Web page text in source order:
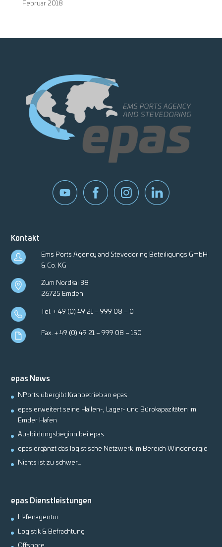
Februar 2018
Kontakt
Ems Ports Agency and Stevedoring Beteiligungs GmbH
& Co. KG
Zum Nordkai 38
26725 Emden
Tel. + 49 (0) 49 21 – 999 08 – 0
Fax. + 49 (0) 49 21 – 999 08 – 150
epas News
NPorts übergibt Kranbetrieb an epas
epas erweitert seine Hallen-, Lager- und Bürokapazitäten im
Emder Hafen
Ausbildungsbeginn bei epas
epas ergänzt das logistische Netzwerk im Bereich Windenergie
Nichts ist zu schwer…
epas Dienstleistungen
Hafenagentur
Logistik & Befrachtung